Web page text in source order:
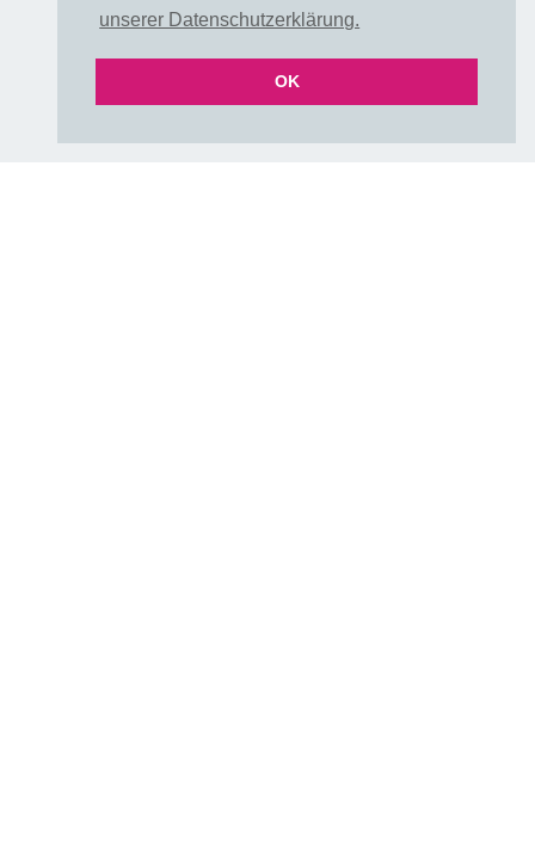
unserer Datenschutzerklärung.
OK
Über uns
Folgen